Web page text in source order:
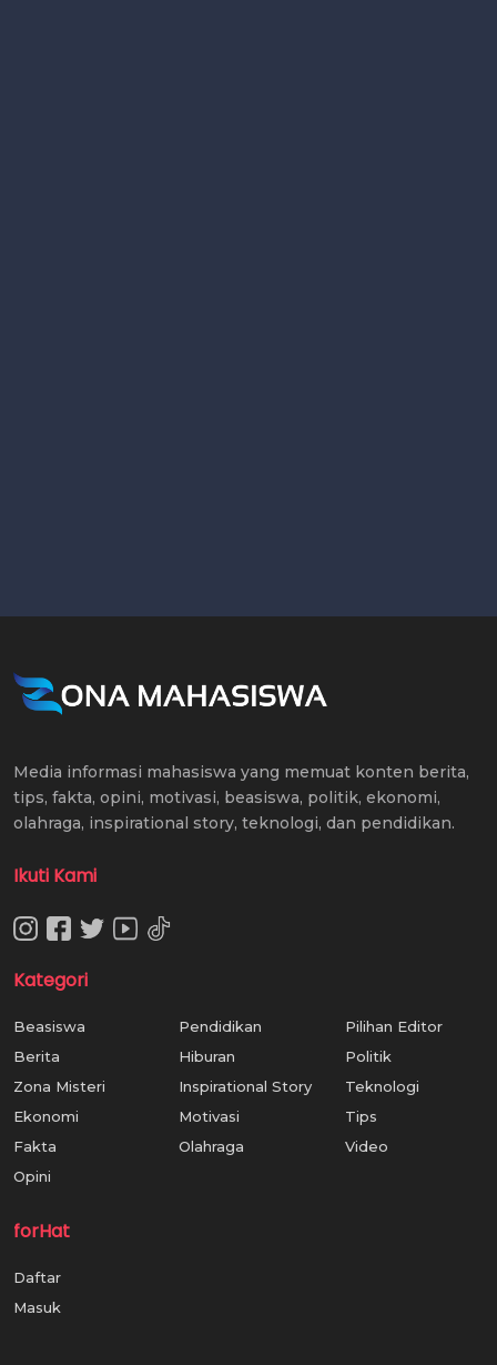
Media informasi mahasiswa yang memuat konten berita,
tips, fakta, opini, motivasi, beasiswa, politik, ekonomi,
olahraga, inspirational story, teknologi, dan pendidikan.
Ikuti Kami
Kategori
Beasiswa
Berita
Zona Misteri
Ekonomi
Fakta
Opini
Pendidikan
Hiburan
Inspirational Story
Motivasi
Olahraga
Pilihan Editor
Politik
Teknologi
Tips
Video
forHat
Daftar
Masuk